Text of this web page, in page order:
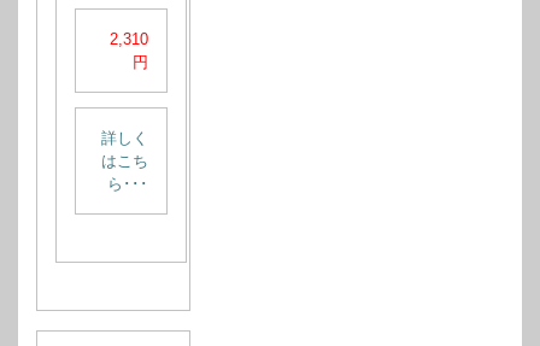
2,310
円
詳しく
はこち
ら･･･